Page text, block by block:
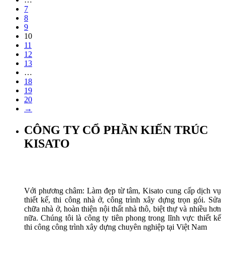
7
8
9
10
11
12
13
…
18
19
20
→
CÔNG TY CỔ PHẦN KIẾN TRÚC
KISATO
Với phương châm: Làm đẹp từ tâm, Kisato cung cấp dịch vụ
thiết kế, thi công nhà ở, công trình xây dựng trọn gói. Sửa
chữa nhà ở, hoàn thiện nội thất nhà thô, biệt thự và nhiều hơn
nữa. Chúng tôi là công ty tiên phong trong lĩnh vực thiết kế
thi công công trình xây dựng chuyên nghiệp tại Việt Nam